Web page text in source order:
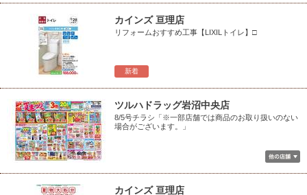
新着
カインズ 亘理店
リフォームおすすめ工事【LIXILトイレ】□
ツルハドラッグ岩沼中央店
8/5号チラシ「※一部店舗では商品のお取り扱いのない
場合がございます。」
カインズ 亘理店